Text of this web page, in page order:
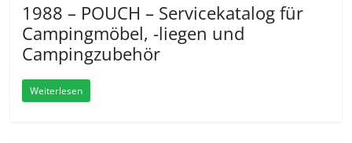
1988 – POUCH – Servicekatalog für
Campingmöbel, -liegen und
Campingzubehör
Weiterlesen